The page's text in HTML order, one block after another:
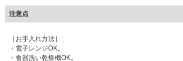
注意点
［お手入れ方法］
・電子レンジOK。
・食器洗い乾燥機OK。